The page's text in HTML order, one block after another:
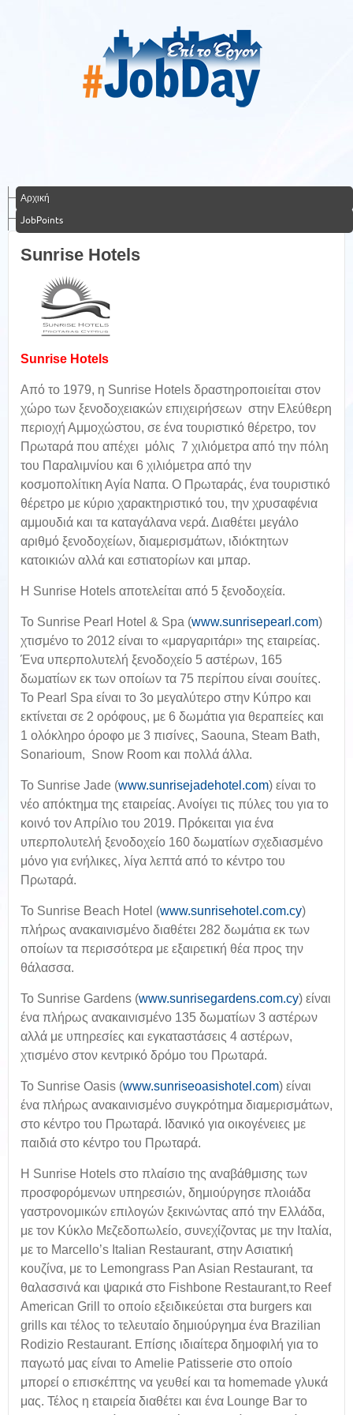
Αρχική
JobPoints
Sunrise Hotels
Sunrise Hotels
Από το 1979, η Sunrise Hotels δραστηροποιείται στον
χώρο των ξενοδοχειακών επιχειρήσεων στην Ελεύθερη
περιοχή Αμμοχώστου, σε ένα τουριστικό θέρετρο, τον
Πρωταρά που απέχει μόλις 7 χιλιόμετρα από την πόλη
του Παραλιμνίου και 6 χιλιόμετρα από την
κοσμοπολίτικη Αγία Ναπα. Ο Πρωταράς, ένα τουριστικό
θέρετρο με κύριο χαρακτηριστικό του, την χρυσαφένια
αμμουδιά και τα καταγάλανα νερά. Διαθέτει μεγάλο
αριθμό ξενοδοχείων, διαμερισμάτων, ιδιόκτητων
κατοικιών αλλά και εστιατορίων και μπαρ.
Η Sunrise Hotels αποτελείται από 5 ξενοδοχεία.
Το Sunrise Pearl Hotel & Spa (www.sunrisepearl.com)
χτισμένο το 2012 είναι το «μαργαριτάρι» της εταιρείας.
Ένα υπερπολυτελή ξενοδοχείο 5 αστέρων, 165
δωματίων εκ των οποίων τα 75 περίπου είναι σουίτες.
Το Pearl Spa είναι το 3ο μεγαλύτερο στην Κύπρο και
εκτίνεται σε 2 ορόφους, με 6 δωμάτια για θεραπείες και
1 ολόκληρο όροφο με 3 πισίνες, Saouna, Steam Bath,
Sonarioum, Snow Room και πολλά άλλα.
Το Sunrise Jade (www.sunrisejadehotel.com) είναι το
νέο απόκτημα της εταιρείας. Ανοίγει τις πύλες του για το
κοινό τον Απρίλιο του 2019. Πρόκειται για ένα
υπερπολυτελή ξενοδοχείο 160 δωματίων σχεδιασμένο
μόνο για ενήλικες, λίγα λεπτά από το κέντρο του
Πρωταρά.
Το Sunrise Beach Hotel (www.sunrisehotel.com.cy)
πλήρως ανακαινισμένο διαθέτει 282 δωμάτια εκ των
οποίων τα περισσότερα με εξαιρετική θέα προς την
θάλασσα.
Το Sunrise Gardens (www.sunrisegardens.com.cy) είναι
ένα πλήρως ανακαινισμένο 135 δωματίων 3 αστέρων
αλλά με υπηρεσίες και εγκαταστάσεις 4 αστέρων,
χτισμένο στον κεντρικό δρόμο του Πρωταρά.
Το Sunrise Oasis (www.sunriseoasishotel.com) είναι
ένα πλήρως ανακαινισμένο συγκρότημα διαμερισμάτων,
στο κέντρο του Πρωταρά. Ιδανικό για οικογένειες με
παιδιά στο κέντρο του Πρωταρά.
Η Sunrise Hotels στο πλαίσιο της αναβάθμισης των
προσφορόμενων υπηρεσιών, δημιούργησε πλοιάδα
γαστρονομικών επιλογών ξεκινώντας από την Ελλάδα,
με τον Κύκλο Μεζεδοπωλείο, συνεχίζοντας με την Ιταλία,
με το Marcello’s Italian Restaurant, στην Ασιατική
κουζίνα, με το Lemongrass Pan Asian Restaurant, τα
θαλασσινά και ψαρικά στο Fishbone Restaurant,το Reef
American Grill το οποίο εξειδικεύεται στα burgers και
grills και τέλος το τελευταίο δημιούργημα ένα Brazilian
Rodizio Restaurant. Επίσης ιδιαίτερα δημοφιλή για το
παγωτό μας είναι το Amelie Patisserie στο οποίο
μπορεί ο επισκέπτης να γευθεί και τα homemade γλυκά
μας. Τέλος η εταιρεία διαθέτει και ένα Lounge Bar το